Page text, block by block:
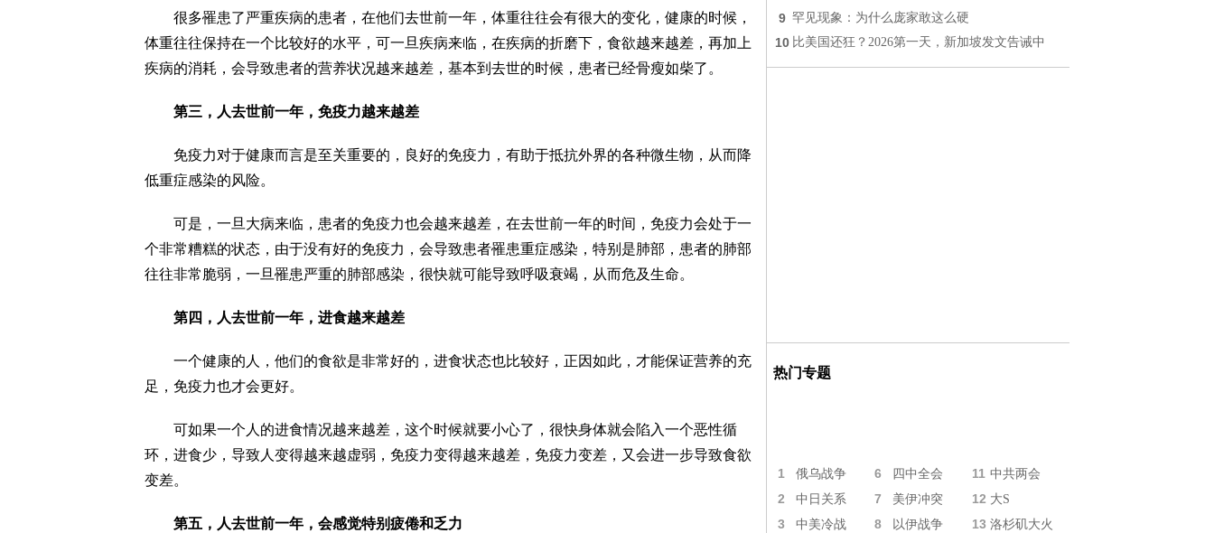
很多罹患了严重疾病的患者，在他们去世前一年，体重往往会有很大的变化，健康的时候，
体重往往保持在一个比较好的水平，可一旦疾病来临，在疾病的折磨下，食欲越来越差，再加上
疾病的消耗，会导致患者的营养状况越来越差，基本到去世的时候，患者已经骨瘦如柴了。
第三，人去世前一年，免疫力越来越差
免疫力对于健康而言是至关重要的，良好的免疫力，有助于抵抗外界的各种微生物，从而降
低重症感染的风险。
可是，一旦大病来临，患者的免疫力也会越来越差，在去世前一年的时间，免疫力会处于一
个非常糟糕的状态，由于没有好的免疫力，会导致患者罹患重症感染，特别是肺部，患者的肺部
往往非常脆弱，一旦罹患严重的肺部感染，很快就可能导致呼吸衰竭，从而危及生命。
第四，人去世前一年，进食越来越差
一个健康的人，他们的食欲是非常好的，进食状态也比较好，正因如此，才能保证营养的充
足，免疫力也才会更好。
可如果一个人的进食情况越来越差，这个时候就要小心了，很快身体就会陷入一个恶性循
环，进食少，导致人变得越来越虚弱，免疫力变得越来越差，免疫力变差，又会进一步导致食欲
变差。
第五，人去世前一年，会感觉特别疲倦和乏力
9 罕见现象：为什么庞家敢这么硬
10 比美国还狂？2026第一天，新加坡发文告诫中
热门专题
1 俄乌战争 6 四中全会 11 中共两会
2 中日关系 7 美伊冲突 12 大S
3 中美冷战 8 以伊战争 13 洛杉矶大火